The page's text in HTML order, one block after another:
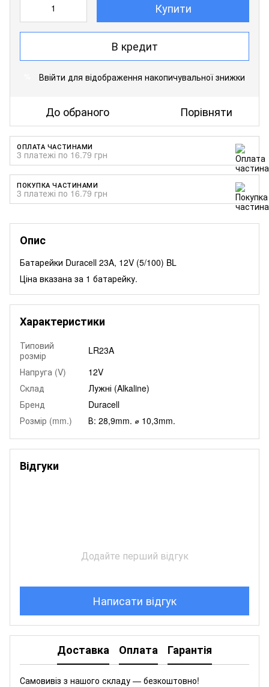
Купити
В кредит
Ввійти для відображення накопичувальної знижки
До обраного Порівняти
ОПЛАТА ЧАСТИНАМИ
3 платежі по 16.79 грн
ПОКУПКА ЧАСТИНАМИ
3 платежі по 16.79 грн
Опис
Батарейки Duracell 23A, 12V (5/100) BL
Ціна вказана за 1 батарейку.
Характеристики
Типовий
розмір
LR23A
Напруга (V)
12V
Склад
Лужні (Alkaline)
Бренд
Duracell
Розмір (mm.)
В: 28,9mm. ⌀ 10,3mm.
Відгуки
Додайте перший відгук
Написати відгук
Доставка Оплата Гарантія
Самовивіз з нашого складу — безкоштовно!